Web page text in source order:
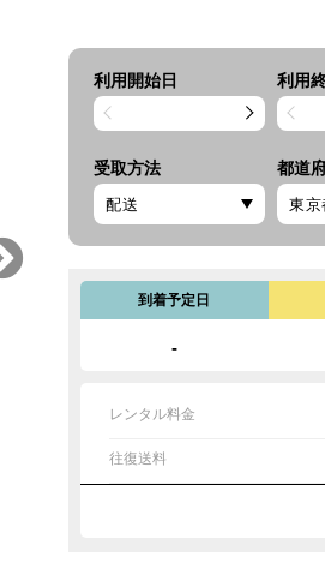
利用開始日 利用
受取方法 都道
到着予定日
-
レンタル料金
往復送料